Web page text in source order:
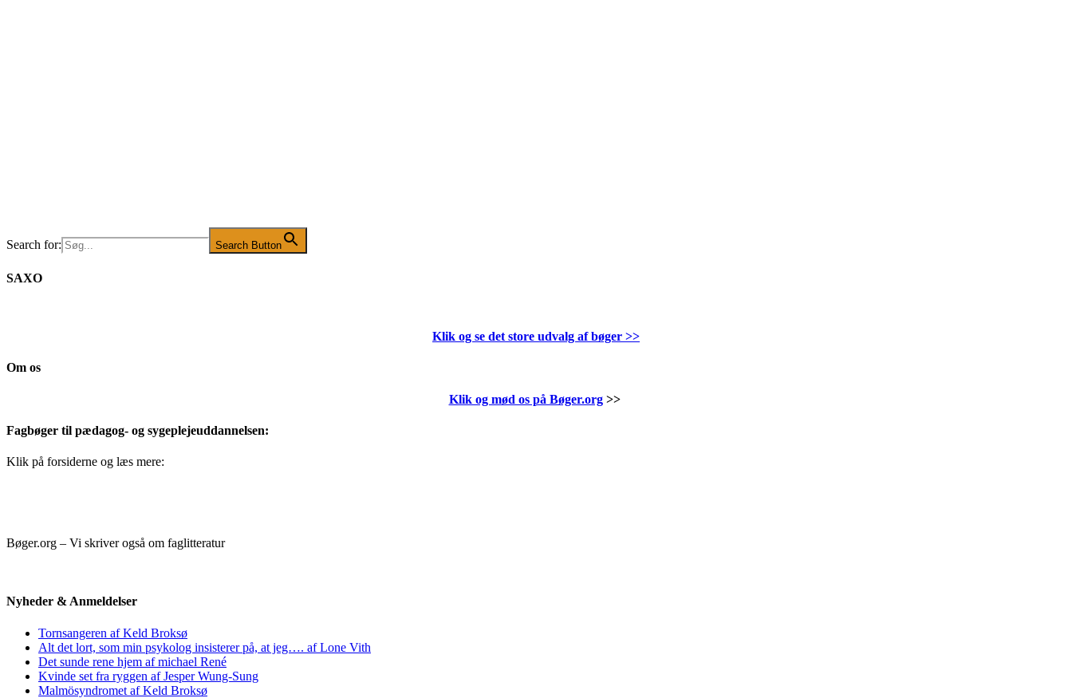
Search for: Search Button
SAXO
Klik og se det store udvalg af bøger >>
Om os
Klik og mød os på Bøger.org>>
Fagbøger til pædagog- og sygeplejeuddannelsen:
Klik på forsiderne og læs mere:
Bøger.org – Vi skriver også om faglitteratur
Nyheder & Anmeldelser
Tornsangeren af Keld Broksø
Alt det lort, som min psykolog insisterer på, at jeg…. af Lone Vith
Det sunde rene hjem af michael René
Kvinde set fra ryggen af Jesper Wung-Sung
Malmösyndromet af Keld Broksø